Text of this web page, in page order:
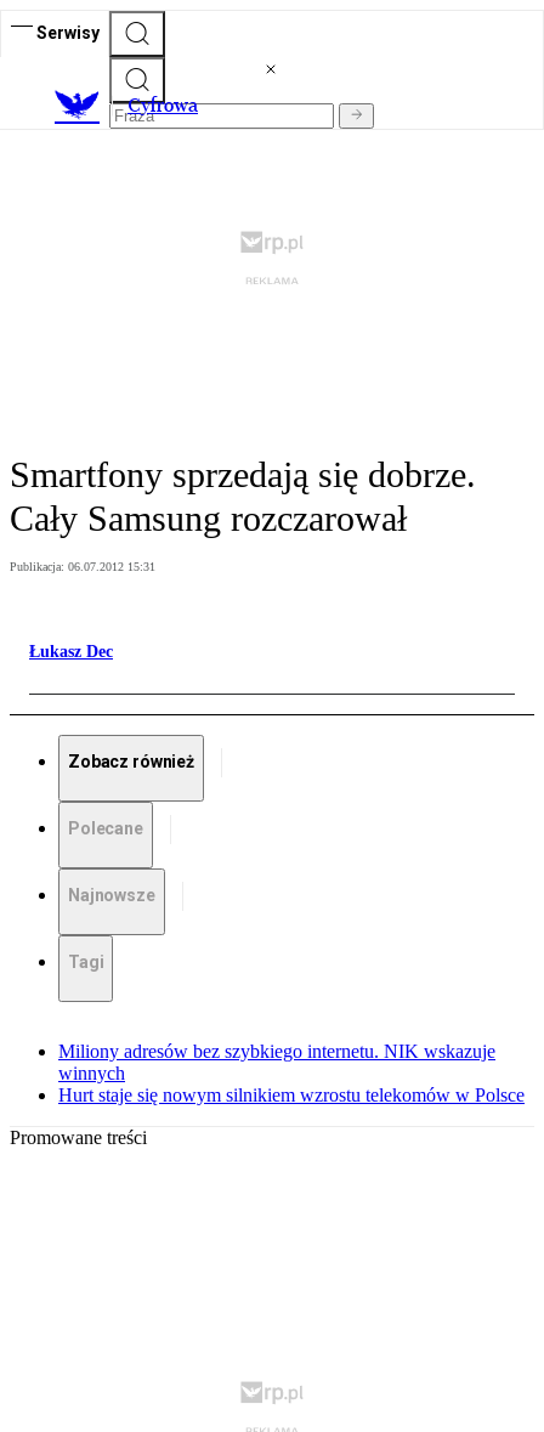
Serwisy
Cyfrowa
Smartfony sprzedają się dobrze.
Cały Samsung rozczarował
Publikacja: 06.07.2012 15:31
Łukasz Dec
Zobacz również
Polecane
Najnowsze
Tagi
Miliony adresów bez szybkiego internetu. NIK wskazuje
winnych
Hurt staje się nowym silnikiem wzrostu telekomów w Polsce
Promowane treści